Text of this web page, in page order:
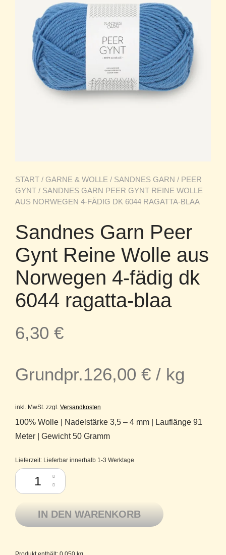
START / GARNE & WOLLE / SANDNES GARN / PEER
GYNT / SANDNES GARN PEER GYNT REINE WOLLE
AUS NORWEGEN 4-FÄDIG DK 6044 RAGATTA-BLAA
Sandnes Garn Peer
Gynt Reine Wolle aus
Norwegen 4-fädig dk
6044 ragatta-blaa
6,30 €
Grundpr.126,00 € / kg
inkl. MwSt. zzgl. Versandkosten
100% Wolle | Nadelstärke 3,5 – 4 mm | Lauflänge 91
Meter | Gewicht 50 Gramm
Lieferzeit: Lieferbar innerhalb 1-3 Werktage
Sandnes Garn Peer Gynt Reine Wolle aus Norwegen 4-fädig dk 6044
IN DEN WARENKORB
Produkt enthält: 0,050 kg